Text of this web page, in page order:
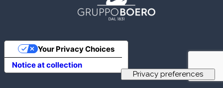
Notice at collection
Your Privacy Choices